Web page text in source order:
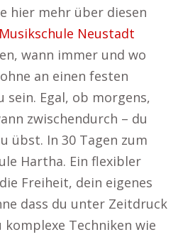
hier mehr über diesen
Musikschule Neustadt
wann immer und wo
an einen festen
sein. Egal, ob morgens,
zwischendurch – du
übst. In 30 Tagen zum
Hartha. Ein flexibler
Freiheit, dein eigenes
dass du unter Zeitdruck
Techniken wie